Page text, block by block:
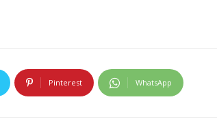
Pinterest WhatsApp